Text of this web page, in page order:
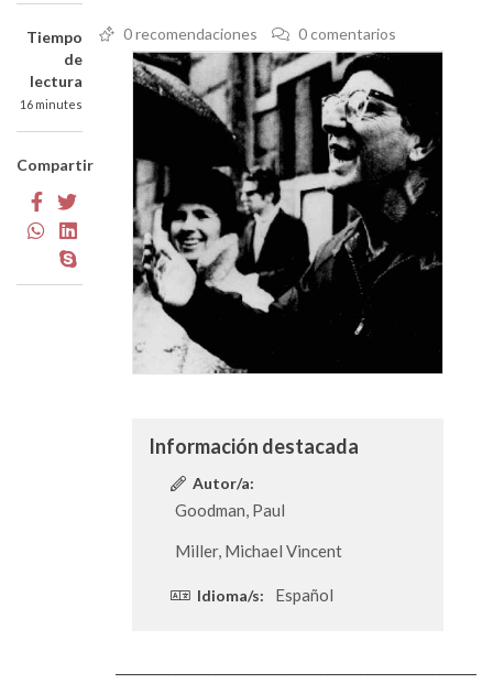
Tiempo
de
lectura
16 minutes
Compartir
0 recomendaciones 0 comentarios
Información destacada
Autor/a:
Goodman, Paul
Miller, Michael Vincent
Idioma/s: Español